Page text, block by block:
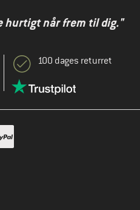
hurtigt når frem til dig."
100 dages returret